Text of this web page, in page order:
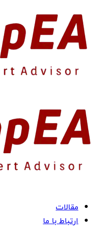
مقالات
ارتباط با ما